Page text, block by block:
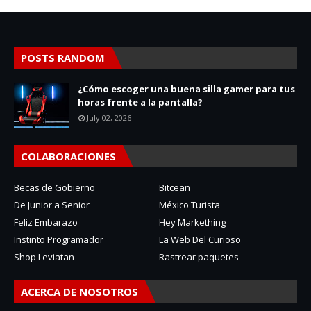
POSTS RANDOM
¿Cómo escoger una buena silla gamer para tus
horas frente a la pantalla?
July 02, 2026
COLABORACIONES
Becas de Gobierno
Bitcean
De Junior a Senior
México Turista
Feliz Embarazo
Hey Markething
Instinto Programador
La Web Del Curioso
Shop Leviatan
Rastrear paquetes
ACERCA DE NOSOTROS